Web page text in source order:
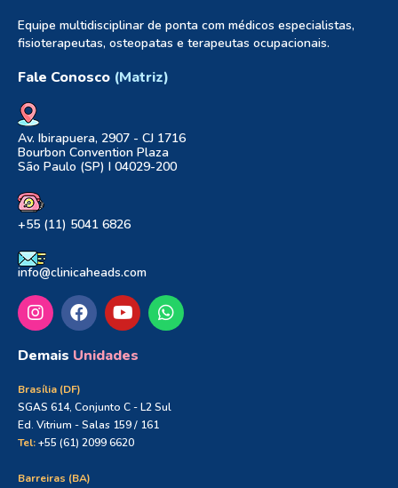
Equipe multidisciplinar de ponta com médicos especialistas,
fisioterapeutas, osteopatas e terapeutas ocupacionais.
Fale Conosco (Matriz)
Av. Ibirapuera, 2907 - CJ 1716
Bourbon Convention Plaza
São Paulo (SP) I 04029-200
+55 (11) 5041 6826
info@clinicaheads.com
Demais Unidades
Brasília (DF)
SGAS 614, Conjunto C - L2 Sul
Ed. Vitrium - Salas 159 / 161
Tel:+55 (61) 2099 6620
Barreiras (BA)